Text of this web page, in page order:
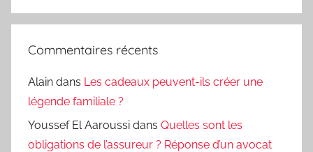
Commentaires récents
Alain dans Les cadeaux peuvent-ils créer une
légende familiale ?
Youssef El Aaroussi dans Quelles sont les
obligations de l’assureur ? Réponse d’un avocat